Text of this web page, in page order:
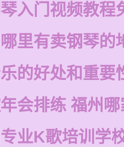
入门视频教程
里有卖钢琴的
的好处和重要
会排练 福州
业K歌培训学